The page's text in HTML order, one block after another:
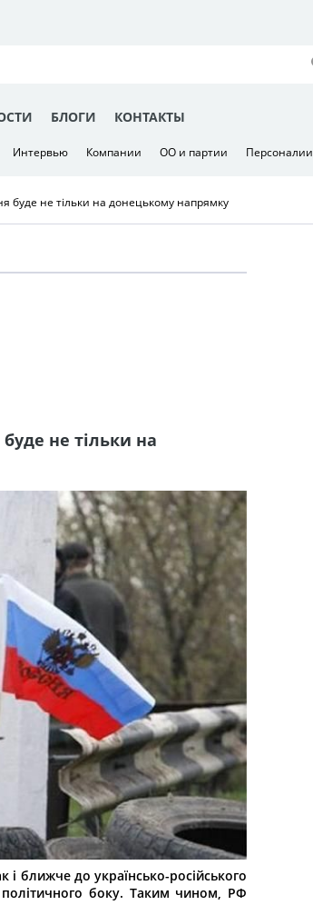
БЛОГИ КОНТАКТЫ
Интервью Компании ОО и партии Персоналии
буде не тільки на донецькому напрямку
не тільки на
ближче до українсько-російського
політичного боку. Таким чином, РФ